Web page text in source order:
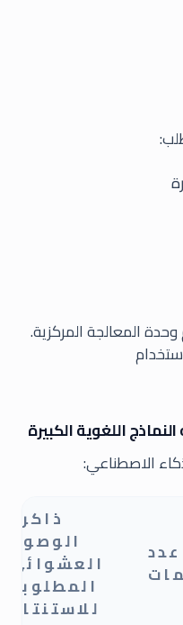
وحدة المعالجة المركزية.
اللغوية الكبيرة
الاصطناعي:
عدد
ذاكرة
الوصول
العشوائي
المطلوبة
للاستنتاج